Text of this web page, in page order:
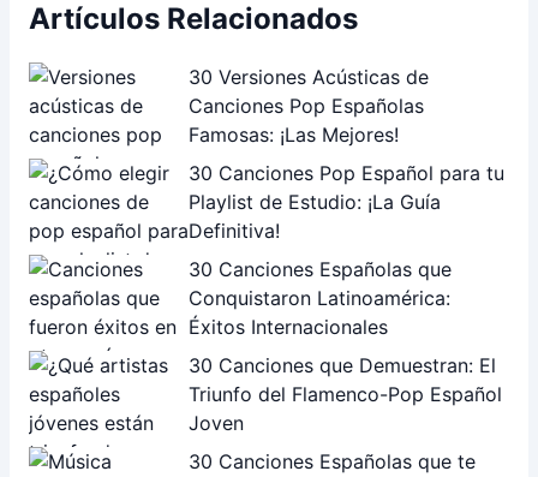
Artículos Relacionados
30 Versiones Acústicas de
Canciones Pop Españolas
Famosas: ¡Las Mejores!
30 Canciones Pop Español para tu
Playlist de Estudio: ¡La Guía
Definitiva!
30 Canciones Españolas que
Conquistaron Latinoamérica:
Éxitos Internacionales
30 Canciones que Demuestran: El
Triunfo del Flamenco-Pop Español
Joven
30 Canciones Españolas que te